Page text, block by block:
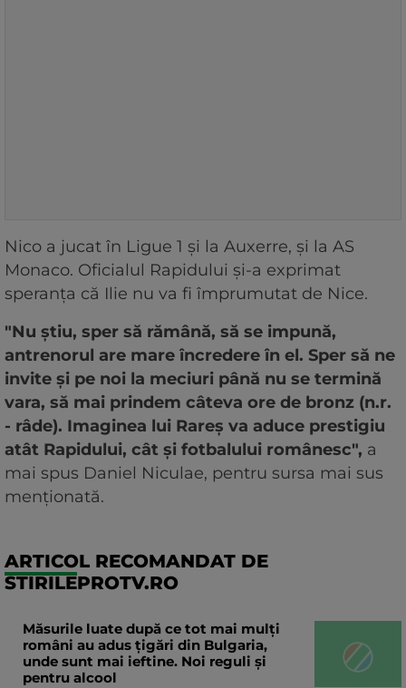
Nico a jucat în Ligue 1 și la Auxerre, și la AS
Monaco. Oficialul Rapidului și-a exprimat
speranța că Ilie nu va fi împrumutat de Nice.
"Nu ştiu, sper să rămână, să se impună,
antrenorul are mare încredere în el. Sper să ne
invite şi pe noi la meciuri până nu se termină
vara, să mai prindem câteva ore de bronz (n.r.
- râde). Imaginea lui Rareş va aduce prestigiu
atât Rapidului, cât şi fotbalului românesc", a
mai spus Daniel Niculae, pentru sursa mai sus
menționată.
ARTICOL RECOMANDAT DE
STIRILEPROTV.RO
Măsurile luate după ce tot mai mulți
români au adus țigări din Bulgaria,
unde sunt mai ieftine. Noi reguli și
pentru alcool